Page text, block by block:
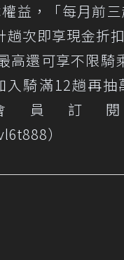
益，「每月前
次即享現金折
高還可享不限騎
騎滿12趟再
會員
）